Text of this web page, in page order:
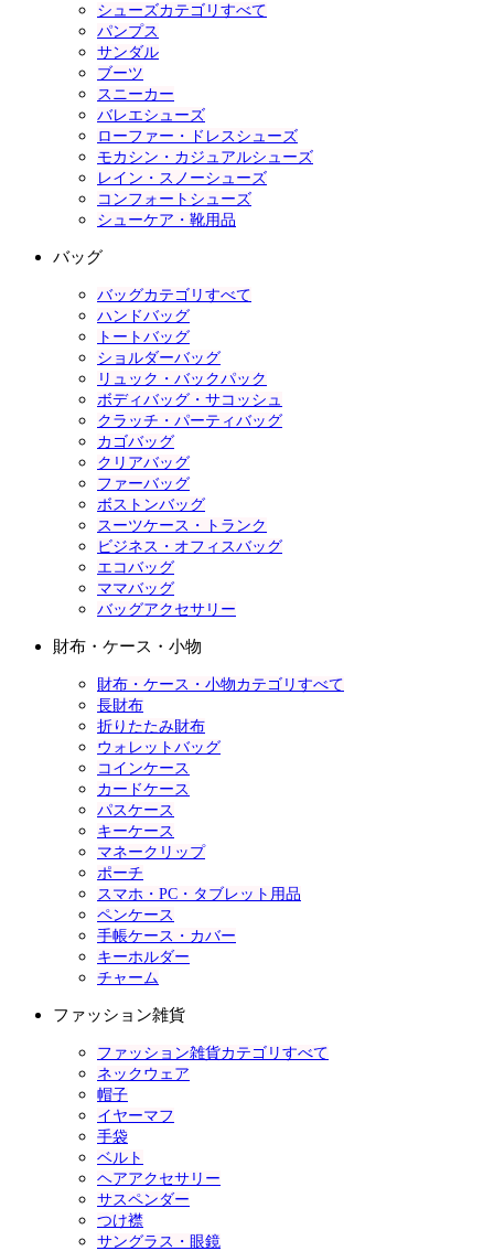
シューズカテゴリすべて
パンプス
サンダル
ブーツ
スニーカー
バレエシューズ
ローファー・ドレスシューズ
モカシン・カジュアルシューズ
レイン・スノーシューズ
コンフォートシューズ
シューケア・靴用品
バッグ
バッグカテゴリすべて
ハンドバッグ
トートバッグ
ショルダーバッグ
リュック・バックパック
ボディバッグ・サコッシュ
クラッチ・パーティバッグ
カゴバッグ
クリアバッグ
ファーバッグ
ボストンバッグ
スーツケース・トランク
ビジネス・オフィスバッグ
エコバッグ
ママバッグ
バッグアクセサリー
財布・ケース・小物
財布・ケース・小物カテゴリすべて
長財布
折りたたみ財布
ウォレットバッグ
コインケース
カードケース
パスケース
キーケース
マネークリップ
ポーチ
スマホ・PC・タブレット用品
ペンケース
手帳ケース・カバー
キーホルダー
チャーム
ファッション雑貨
ファッション雑貨カテゴリすべて
ネックウェア
帽子
イヤーマフ
手袋
ベルト
ヘアアクセサリー
サスペンダー
つけ襟
サングラス・眼鏡